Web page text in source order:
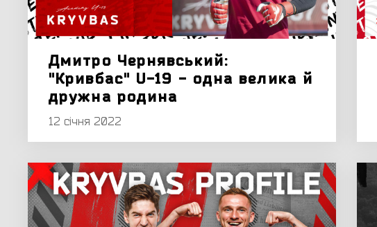
Дмитро Чернявський:
"Кривбас" U-19 - одна велика й
дружна родина
12 січня 2022